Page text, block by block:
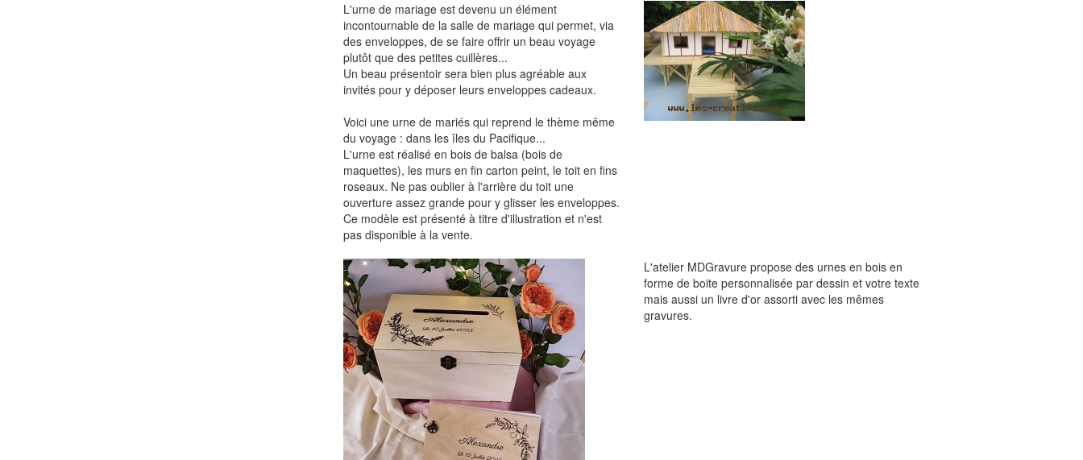
L'urne de mariage est devenu un élément
incontournable de la salle de mariage qui permet, via
des enveloppes, de se faire offrir un beau voyage
plutôt que des petites cuillères...
Un beau présentoir sera bien plus agréable aux
invités pour y déposer leurs enveloppes cadeaux.
Voici une urne de mariés qui reprend le thème même
du voyage : dans les îles du Pacifique...
L'urne est réalisé en bois de balsa (bois de
maquettes), les murs en fin carton peint, le toit en fins
roseaux. Ne pas oublier à l'arrière du toit une
ouverture assez grande pour y glisser les enveloppes.
Ce modèle est présenté à titre d'illustration et n'est
pas disponible à la vente.
L'atelier MDGravure propose des urnes en bois en
forme de boite personnalisée par dessin et votre texte
mais aussi un livre d'or assorti avec les mêmes
gravures.